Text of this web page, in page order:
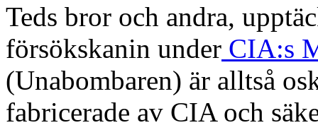
Teds bror och andra,
försökskanin under CIA:s
(Unabombaren) är alltså
fabricerade av CIA och